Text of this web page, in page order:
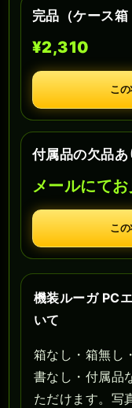
完品（ケース箱
¥2,310
こ
付属品の欠品あ
メールにてお
こ
機装ルーガ PC
いて
箱なし・箱無し
書なし・付属品
ただけます。写